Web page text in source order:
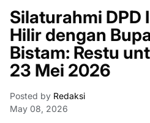
Silaturahmi DPD
Hilir dengan
Bistam: Restu
23 Mei 2026
Posted by Redaksi
May 08, 2026